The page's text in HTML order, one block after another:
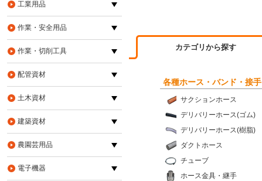
カテゴリから探す
各種ホース・バンド・接手
サクションホース
デリバリーホース(ゴム)
デリバリーホース(樹脂)
ダクトホース
チューブ
ホース金具・継手
工業用品
作業・安全用品
作業・切削工具
配管資材
土木資材
建築資材
農園芸用品
電子機器